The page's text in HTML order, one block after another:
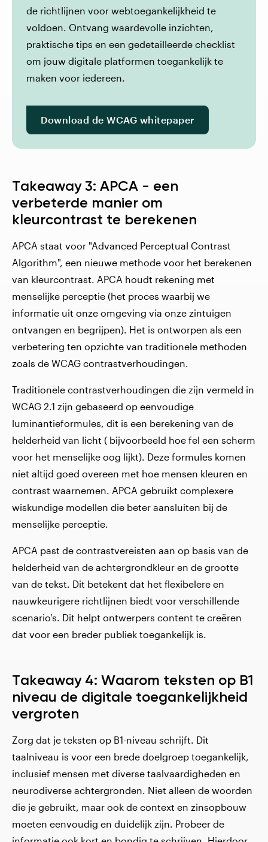
de richtlijnen voor webtoegankelijkheid te
voldoen. Ontvang waardevolle inzichten,
praktische tips en een gedetailleerde checklist
om jouw digitale platformen toegankelijk te
maken voor iedereen.
Download de WCAG whitepaper
Takeaway 3: APCA - een
verbeterde manier om
kleurcontrast te berekenen
APCA staat voor "Advanced Perceptual Contrast
Algorithm", een nieuwe methode voor het berekenen
van kleurcontrast. APCA houdt rekening met
menselijke perceptie (het proces waarbij we
informatie uit onze omgeving via onze zintuigen
ontvangen en begrijpen). Het is ontworpen als een
verbetering ten opzichte van traditionele methoden
zoals de WCAG contrastverhoudingen.
Traditionele contrastverhoudingen die zijn vermeld in
WCAG 2.1 zijn gebaseerd op eenvoudige
luminantieformules, dit is een berekening van de
helderheid van licht ( bijvoorbeeld hoe fel een scherm
voor het menselijke oog lijkt). Deze formules komen
niet altijd goed overeen met hoe mensen kleuren en
contrast waarnemen. APCA gebruikt complexere
wiskundige modellen die beter aansluiten bij de
menselijke perceptie.
APCA past de contrastvereisten aan op basis van de
helderheid van de achtergrondkleur en de grootte
van de tekst. Dit betekent dat het flexibelere en
nauwkeurigere richtlijnen biedt voor verschillende
scenario's. Dit helpt ontwerpers content te creëren
dat voor een breder publiek toegankelijk is.
Takeaway 4: Waarom teksten op B1
niveau de digitale toegankelijkheid
vergroten
Zorg dat je teksten op B1-niveau schrijft. Dit
taalniveau is voor een brede doelgroep toegankelijk,
inclusief mensen met diverse taalvaardigheden en
neurodiverse achtergronden. Niet alleen de woorden
die je gebruikt, maar ook de context en zinsopbouw
moeten eenvoudig en duidelijk zijn. Probeer de